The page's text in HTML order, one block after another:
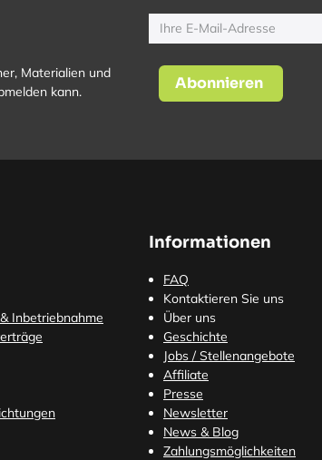
Materialien und
kann.
Abonnieren
Inbetriebnahme
Informationen
FAQ
Kontaktieren Sie uns
Über uns
Geschichte
Jobs / Stellenangebote
Affiliate
Presse
Newsletter
News & Blog
Zahlungsmöglichkeiten